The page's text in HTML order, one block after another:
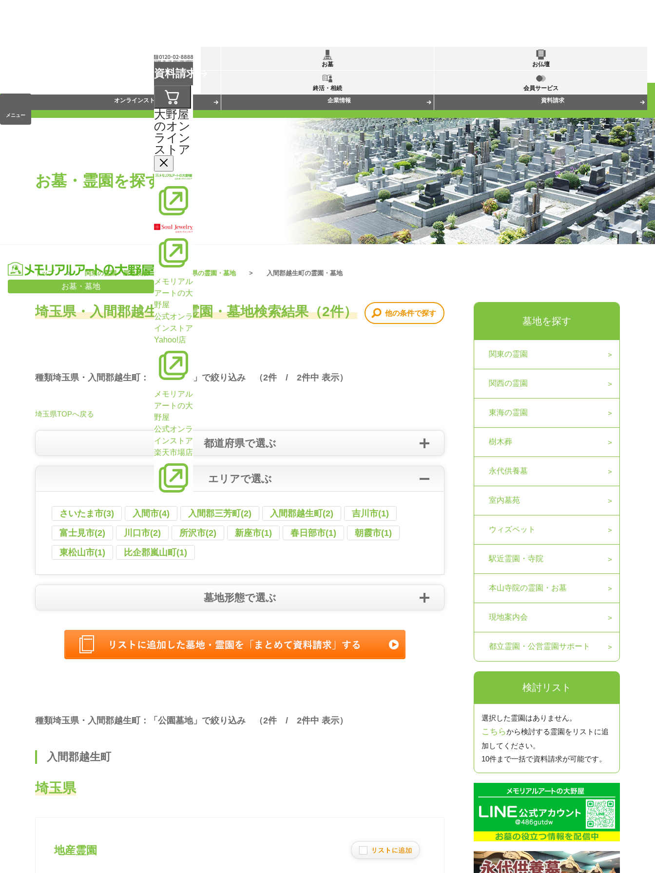
お墓・墓地
資料請求
大野屋
のオン
ライン
ストア
メモリアル
アートの大
野屋
公式オンラ
インストア
Yahoo!店
メモリアル
アートの大
野屋
公式オンラ
インストア
楽天市場店
メニュー
お墓 お仏壇
終活・相続
会員サービス
オンラインストア
企業情報 資料請求
お墓・霊園を探す
トップ 関東の霊園・墓地検索 埼玉県の霊園・墓地 入間郡越生町の霊園・墓地
埼玉県・入間郡越生町の霊園・墓地検索結果（2件） 他の条件で探す
種類埼玉県・入間郡越生町：「公園墓地」で絞り込み （2件 / 2件中 表示）
埼玉県TOPへ戻る
都道府県で選ぶ
エリアで選ぶ
さいたま市(3) 入間市(4) 入間郡三芳町(2) 入間郡越生町(2)
吉川市(1)
富士見市(2)
川口市(2) 所沢市(2) 新座市(1) 春日部市(1)
朝霞市(1)
東松山市(1)
比企郡嵐山町(1)
墓地形態で選ぶ
種類埼玉県・入間郡越生町：「公園墓地」で絞り込み （2件 / 2件中 表示）
入間郡越生町
埼玉県
地産霊園
墓地を探す
関東の霊園
関西の霊園
東海の霊園
樹木葬
永代供養墓
室内墓苑
ウィズペット
駅近霊園・寺院
本山寺院の霊園・お墓
現地案内会
都立霊園・公営霊園サポート
検討リスト
選択した霊園はありません。
こちらから検討する霊園をリストに追
加してください。
10件まで一括で資料請求が可能です。